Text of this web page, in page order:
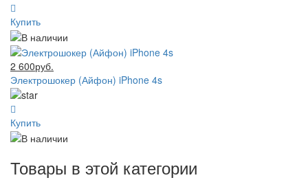
Купить
2 600руб.
Электрошокер (Айфон) iPhone 4s
Купить
Товары в этой категории